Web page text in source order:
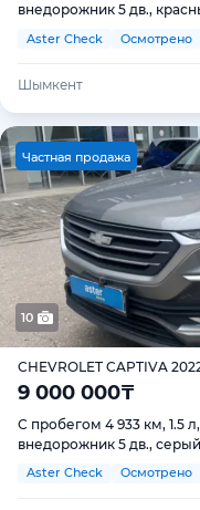
внедорожник 5 дв.,
Aster Check Осмотрено
Шымкент
Частная продажа
10
CHEVROLET CAPTIVA
9 000 000₸
С пробегом 4 933 км, 1.5
внедорожник 5 дв., серый
Aster Check Осмотрено